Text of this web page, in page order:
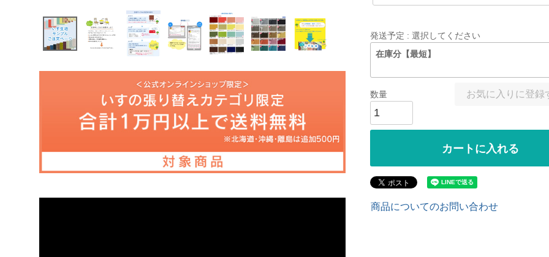
発送予定
選択してください
在庫分【最短】
お気に入りに登録
カートに入れる
商品についてのお問い合わせ